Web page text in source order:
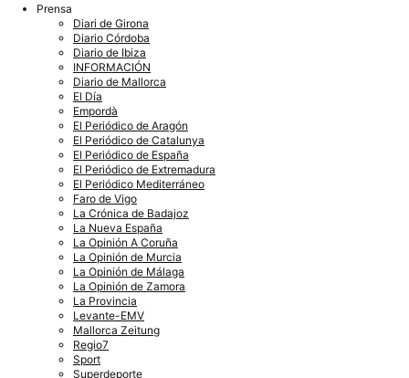
Prensa
Diari de Girona
Diario Córdoba
Diario de Ibiza
INFORMACIÓN
Diario de Mallorca
El Día
Empordà
El Periódico de Aragón
El Periódico de Catalunya
El Periódico de España
El Periódico de Extremadura
El Periódico Mediterráneo
Faro de Vigo
La Crónica de Badajoz
La Nueva España
La Opinión A Coruña
La Opinión de Murcia
La Opinión de Málaga
La Opinión de Zamora
La Provincia
Levante-EMV
Mallorca Zeitung
Regio7
Sport
Superdeporte